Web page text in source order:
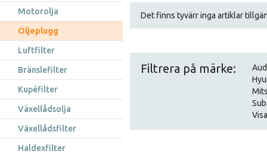
Motorolja
Oljeplugg
Luftfilter
Bränslefilter
Kupéfilter
Växellådsolja
Växellådsfilter
Haldexfilter
Det finns tyvärr inga artiklar
Filtrera på märke: